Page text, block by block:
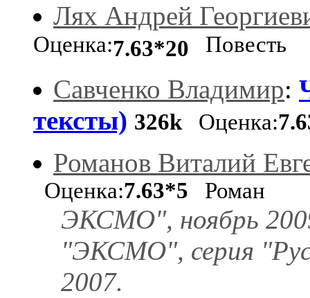
Лях Андрей
Оценка:7.63*20
Повесть
Савченко Владимир:
тексты) 326kОценка:
Романов Виталий
Оценка:7.63*5 Роман
ЭКСМО", ноябрь
"ЭКСМО", серия
2007.